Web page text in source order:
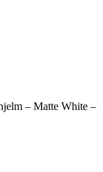
– Matte White –